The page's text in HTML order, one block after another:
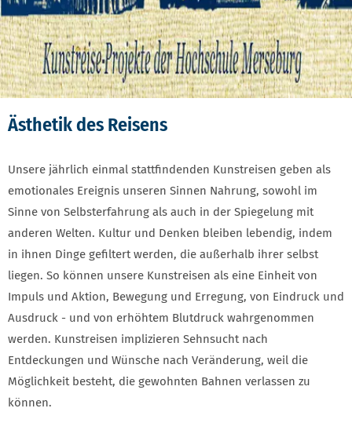
Ästhetik des Reisens
Unsere jährlich einmal stattfindenden Kunstreisen geben als
emotionales Ereignis unseren Sinnen Nahrung, sowohl im
Sinne von Selbsterfahrung als auch in der Spiegelung mit
anderen Welten. Kultur und Denken bleiben lebendig, indem
in ihnen Dinge gefiltert werden, die außerhalb ihrer selbst
liegen. So können unsere Kunstreisen als eine Einheit von
Impuls und Aktion, Bewegung und Erregung, von Eindruck und
Ausdruck - und von erhöhtem Blutdruck wahrgenommen
werden. Kunstreisen implizieren Sehnsucht nach
Entdeckungen und Wünsche nach Veränderung, weil die
Möglichkeit besteht, die gewohnten Bahnen verlassen zu
können.